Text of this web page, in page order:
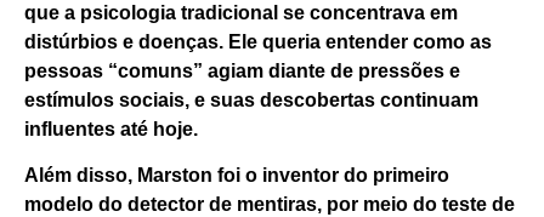
que a psicologia tradicional se concentrava em
distúrbios e doenças. Ele queria entender como as
pessoas “comuns” agiam diante de pressões e
estímulos sociais, e suas descobertas continuam
influentes até hoje.
Além disso, Marston foi o inventor do primeiro
modelo do detector de mentiras, por meio do teste de